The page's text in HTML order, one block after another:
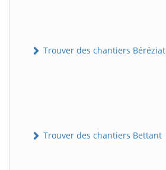
Trouver des chantiers Béréziat
Trouver des chantiers Bettant